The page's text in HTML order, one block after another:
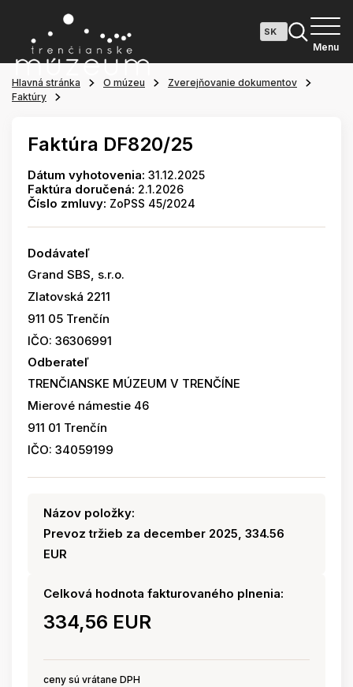
Menu
Hlavná stránka O múzeu
Zverejňovanie dokumentov
Faktúry
Faktúra DF820/25
Dátum vyhotovenia: 31.12.2025
Faktúra doručená: 2.1.2026
Číslo zmluvy: ZoPSS 45/2024
Dodávateľ
Grand SBS, s.r.o.
Zlatovská 2211
911 05 Trenčín
IČO: 36306991
Odberateľ
TRENČIANSKE MÚZEUM V TRENČÍNE
Mierové námestie 46
911 01 Trenčín
IČO: 34059199
Názov položky:
Prevoz tržieb za december 2025, 334.56
EUR
Celková hodnota fakturovaného plnenia:
334,56 EUR
ceny sú vrátane DPH